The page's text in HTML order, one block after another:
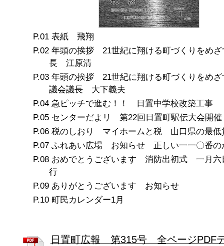
表紙 飛翔
年頭の挨拶 21世紀に翔ける町づくりをめ
長 江原清
年頭の挨拶 21世紀に翔ける町づくりをめ
議会議長 大下義夫
急ピッチで進む！！ 日置中学校改築工事
センターだよリ 第22回日置町駅伝大会開催
税のしおり マイホームと税 山口県の最低
ふれあい広場 お知らせ 正しい一一〇番の
おめでとうございます 消防出初式 一月六
行
ありがとうございます お知らせ
町民カレンダー1月
日置町広報 第315号 全ページPDF